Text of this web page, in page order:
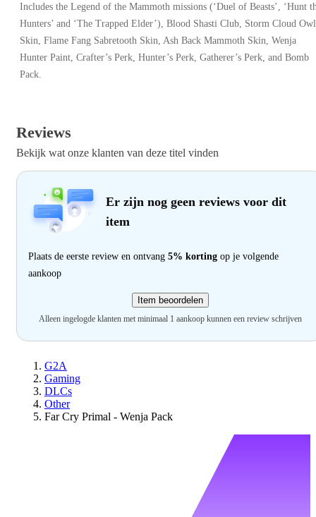
Includes the Legend of the Mammoth missions (‘Duel of Beasts’, ‘Hunt
Hunters’ and ‘The Trapped Elder’), Blood Shasti Club, Storm Cloud Owl
Skin, Flame Fang Sabretooth Skin, Ash Back Mammoth Skin, Wenja
Hunter Paint, Crafter’s Perk, Hunter’s Perk, Gatherer’s Perk, and Bomb
Pack.
Reviews
Bekijk wat onze klanten van deze titel vinden
Er zijn nog geen reviews voor dit
item
Plaats de eerste review en ontvang 5% korting op je volgende
aankoop
Item beoordelen
Alleen ingelogde klanten met minimaal 1 aankoop kunnen een review schrijven
G2A
Gaming
DLCs
Other
Far Cry Primal - Wenja Pack